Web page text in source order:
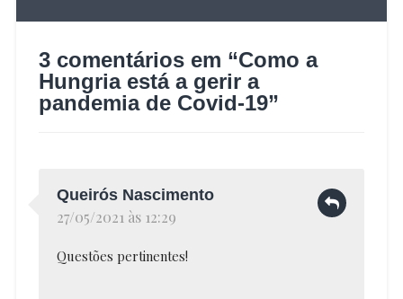
3 comentários em “Como a
Hungria está a gerir a
pandemia de Covid-19”
Queirós Nascimento
27/05/2021 às 12:29
Questões pertinentes!